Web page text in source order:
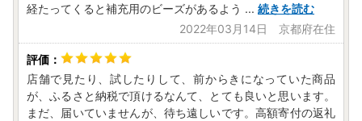
経たってくると補充用のビーズがあるよう ... 続きを読む
2022年03月14日 京都府在住
店舗で見たり、試したりして、前からきになっていた商品
が、ふるさと納税で頂けるなんて、とても良いと思います。
まだ、届いていませんが、待ち遠しいです。高額寄付の返礼